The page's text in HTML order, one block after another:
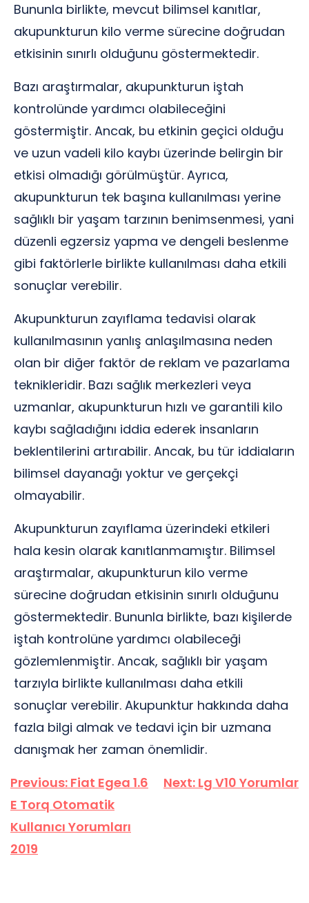
Bununla birlikte, mevcut bilimsel kanıtlar,
akupunkturun kilo verme sürecine doğrudan
etkisinin sınırlı olduğunu göstermektedir.
Bazı araştırmalar, akupunkturun iştah
kontrolünde yardımcı olabileceğini
göstermiştir. Ancak, bu etkinin geçici olduğu
ve uzun vadeli kilo kaybı üzerinde belirgin bir
etkisi olmadığı görülmüştür. Ayrıca,
akupunkturun tek başına kullanılması yerine
sağlıklı bir yaşam tarzının benimsenmesi, yani
düzenli egzersiz yapma ve dengeli beslenme
gibi faktörlerle birlikte kullanılması daha etkili
sonuçlar verebilir.
Akupunkturun zayıflama tedavisi olarak
kullanılmasının yanlış anlaşılmasına neden
olan bir diğer faktör de reklam ve pazarlama
teknikleridir. Bazı sağlık merkezleri veya
uzmanlar, akupunkturun hızlı ve garantili kilo
kaybı sağladığını iddia ederek insanların
beklentilerini artırabilir. Ancak, bu tür iddiaların
bilimsel dayanağı yoktur ve gerçekçi
olmayabilir.
Akupunkturun zayıflama üzerindeki etkileri
hala kesin olarak kanıtlanmamıştır. Bilimsel
araştırmalar, akupunkturun kilo verme
sürecine doğrudan etkisinin sınırlı olduğunu
göstermektedir. Bununla birlikte, bazı kişilerde
iştah kontrolüne yardımcı olabileceği
gözlemlenmiştir. Ancak, sağlıklı bir yaşam
tarzıyla birlikte kullanılması daha etkili
sonuçlar verebilir. Akupunktur hakkında daha
fazla bilgi almak ve tedavi için bir uzmana
danışmak her zaman önemlidir.
Yazı
gezinmesi
Previous: Fiat Egea 1.6
E Torq Otomatik
Kullanıcı Yorumları
2019
Next: Lg V10 Yorumlar